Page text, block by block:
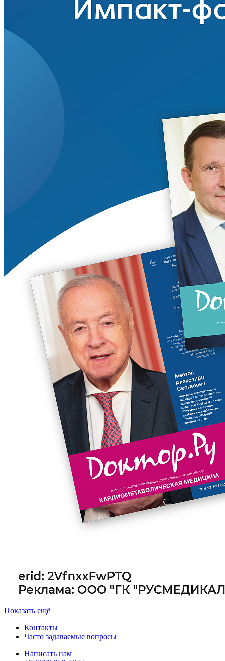
Показать ещё
Контакты
Часто задаваемые вопросы
Написать нам